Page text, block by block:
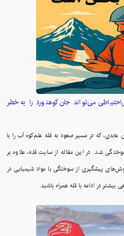
می‌تواند جان کوهنورد را به خطر
عابدی، که در مسیر صعود به قله علم‌کوه آب را با
شد. در این مقاله از سایت قله، علاوه بر
پیشگیری از سوختگی با مواد شیمیایی در
در ادامه با قله همراه باشید.